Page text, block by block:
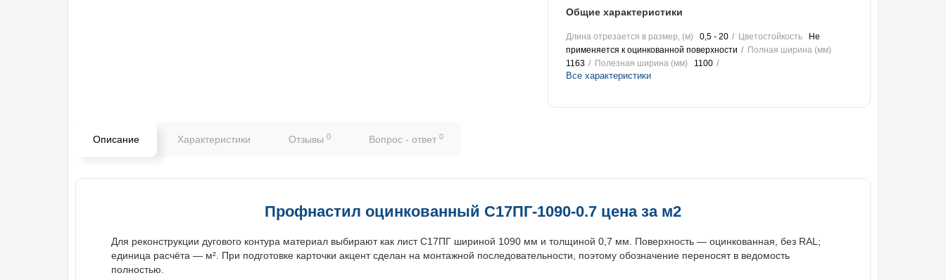
Общие характеристики
Длина отрезается в размер, (м) 0,5 - 20 Цветостойкость
Не
применяется к оцинкованной поверхности
Полная ширина (мм)
1163
Полезная ширина (мм) 1100
Все характеристики
Описание Характеристики Отзывы 0 Вопрос - ответ 0
Профнастил оцинкованный С17ПГ-1090-0.7 цена за м2
Для реконструкции дугового контура материал выбирают как лист С17ПГ шириной 1090 мм и толщиной 0,7 мм. Поверхность — оцинкованная, без RAL;
единица расчёта — м². При подготовке карточки акцент сделан на монтажной последовательности, поэтому обозначение переносят в ведомость
полностью.